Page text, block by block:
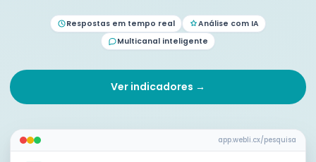
Respostas em tempo real
Análise com IA
Multicanal inteligente
Ver indicadores →
app.webli.cx/pesquisa